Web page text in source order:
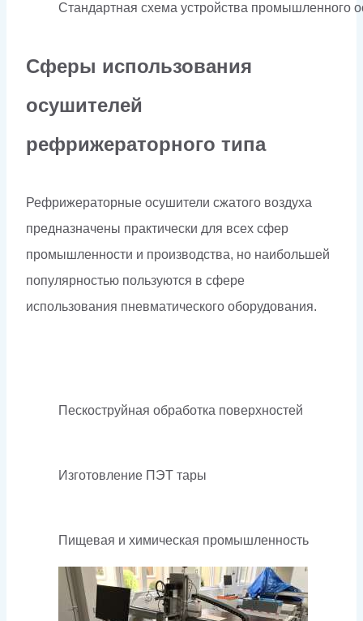
Стандартная схема устройства промышленного
Сферы использования
осушителей
рефрижераторного типа
Рефрижераторные осушители сжатого воздуха
предназначены практически для всех сфер
промышленности и производства, но наибольшей
популярностью пользуются в сфере
использования пневматического оборудования.
Пескоструйная обработка поверхностей
Изготовление ПЭТ тары
Пищевая и химическая промышленность